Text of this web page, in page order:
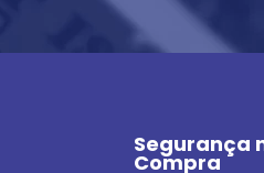
Segurança
Compra